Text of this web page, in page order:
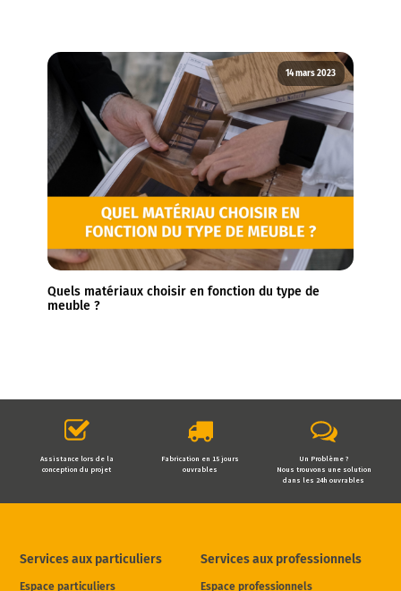
14 mars 2023
Quels matériaux choisir en fonction du type de
meuble ?
Assistance lors de la
conception du projet
Fabrication en 15 jours
ouvrables
Un Problème ?
Nous trouvons une solution
dans les 24h ouvrables
Services aux particuliers
Espace particuliers
Services aux professionnels
Espace professionnels